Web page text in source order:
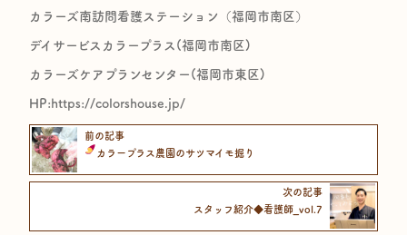
カラーズ南訪問看護ステーション（福岡市南区）
デイサービスカラープラス(福岡市南区)
カラーズケアプランセンター(福岡市東区)
HP:https://colorshouse.jp/​
前の記事
カラープラス農園のサツマイモ掘り
次の記事
スタッフ紹介◆看護師_vol.7